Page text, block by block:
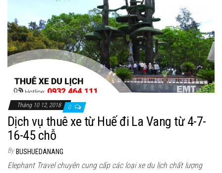
Tháng 10 12, 2018 0
Dịch vụ thuê xe từ Huế đi La Vang từ 4-7-
16-45 chỗ
By BUSHUEDANANG
Elephant Travel chuyên cung cấp các loại xe du lịch chất lượng